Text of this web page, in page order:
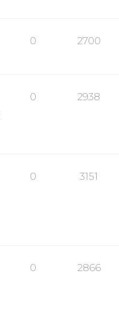
0 2700
0 2938
0 3151
0 2866